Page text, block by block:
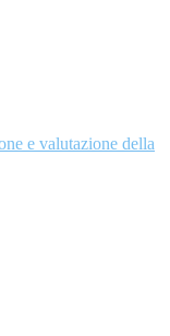
e valutazione della